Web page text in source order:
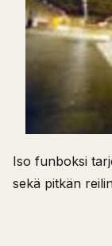
Iso funboksi
sekä pitkän